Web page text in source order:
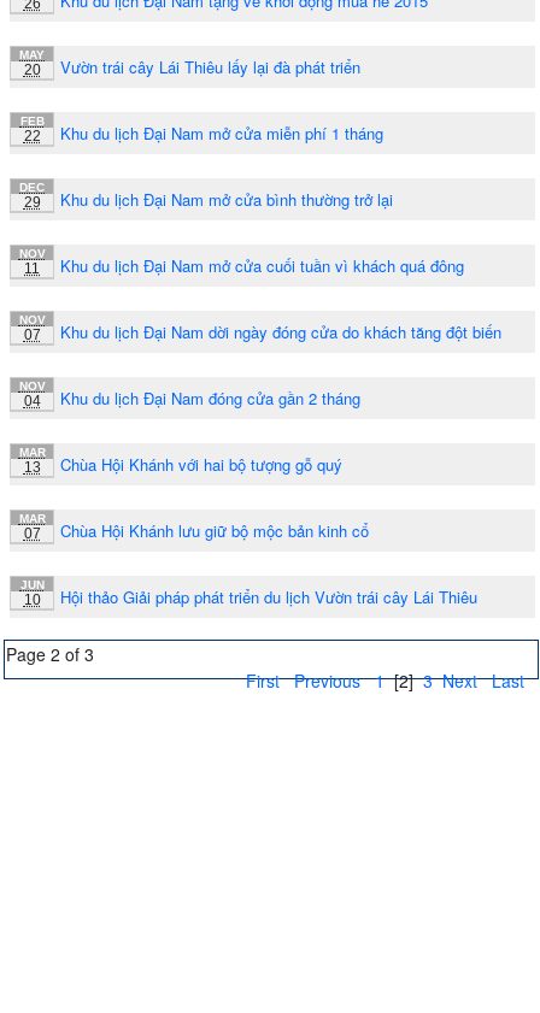
26
MAY
20 Vườn trái cây Lái Thiêu lấy lại đà phát triển
FEB
22 Khu du lịch Đại Nam mở cửa miễn phí 1 tháng
DEC
29 Khu du lịch Đại Nam mở cửa bình thường trở lại
NOV
11 Khu du lịch Đại Nam mở cửa cuối tuần vì khách quá đông
NOV
07 Khu du lịch Đại Nam dời ngày đóng cửa do khách tăng đột biến
NOV
04 Khu du lịch Đại Nam đóng cửa gần 2 tháng
MAR
13 Chùa Hội Khánh với hai bộ tượng gỗ quý
MAR
07 Chùa Hội Khánh lưu giữ bộ mộc bản kinh cổ
JUN
10 Hội thảo Giải pháp phát triển du lịch Vườn trái cây Lái Thiêu
Page 2 of 3
First Previous 1 [2] 3 Next Last